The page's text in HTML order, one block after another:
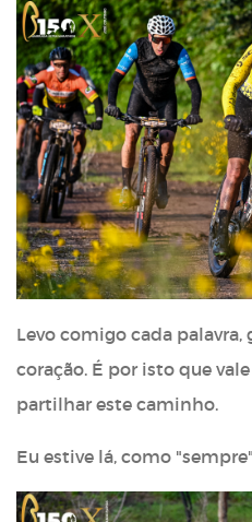
Levo comigo cada
coração. É por isto que
partilhar este caminho.
Eu estive lá, como